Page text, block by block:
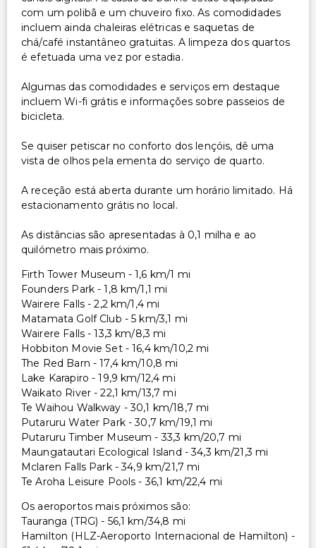
com um polibã e um chuveiro fixo. As comodidades
incluem ainda chaleiras elétricas e saquetas de
chá/café instantâneo gratuitas. A limpeza dos quartos
é efetuada uma vez por estadia.
Algumas das comodidades e serviços em destaque
incluem Wi-fi grátis e informações sobre passeios de
bicicleta.
Se quiser petiscar no conforto dos lençóis, dê uma
vista de olhos pela ementa do serviço de quarto.
A receção está aberta durante um horário limitado. Há
estacionamento grátis no local.
As distâncias são apresentadas à 0,1 milha e ao
quilómetro mais próximo.
Firth Tower Museum - 1,6 km/1 mi
Founders Park - 1,8 km/1,1 mi
Wairere Falls - 2,2 km/1,4 mi
Matamata Golf Club - 5 km/3,1 mi
Wairere Falls - 13,3 km/8,3 mi
Hobbiton Movie Set - 16,4 km/10,2 mi
The Red Barn - 17,4 km/10,8 mi
Lake Karapiro - 19,9 km/12,4 mi
Waikato River - 22,1 km/13,7 mi
Te Waihou Walkway - 30,1 km/18,7 mi
Putaruru Water Park - 30,7 km/19,1 mi
Putaruru Timber Museum - 33,3 km/20,7 mi
Maungatautari Ecological Island - 34,3 km/21,3 mi
Mclaren Falls Park - 34,9 km/21,7 mi
Te Aroha Leisure Pools - 36,1 km/22,4 mi
Os aeroportos mais próximos são:
Tauranga (TRG) - 56,1 km/34,8 mi
Hamilton (HLZ-Aeroporto Internacional de Hamilton) -